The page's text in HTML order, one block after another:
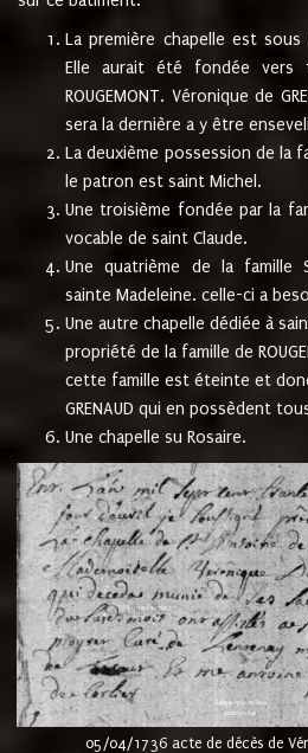
La première chapelle est
Elle aurait été fondée vers
ROUGEMONT. Véronique de
sera la dernière a y être
La deuxième possession de la
le patron est saint Michel.
Une troisième fondée par la
vocable de saint Claude.
Une quatrième de la famille
sainte Madeleine. celle-ci a
Une autre chapelle dédiée à
propriété de la famille de
cette famille est éteinte et
GRENAUD qui en possèdent
Une chapelle su Rosaire.
05/04/1736 acte de décès de